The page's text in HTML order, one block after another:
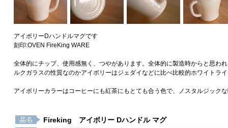
アイボリーDハンドルマグです
刻印:OVEN FireKing WARE
全体的にチップ、使用感無く、つやがあります。全体的に製造時からと思わ
ルクガラスの性質なのかアイボリーはジェダイなどに比べ比較的ホワイトラ
アイボリーカラーはコーヒーにも紅茶にもとても合う色で、ノスタルジック
Fireking アイボリー Dハンドル マグ